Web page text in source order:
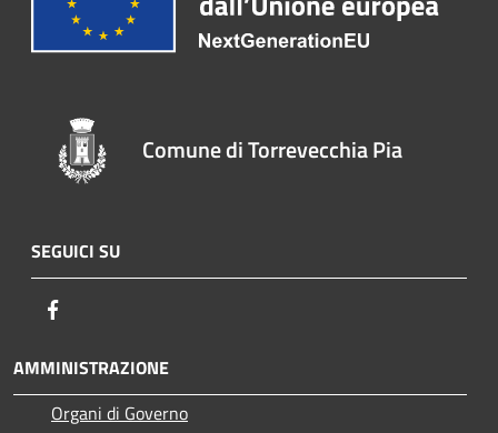
Comune di Torrevecchia Pia
SEGUICI SU
AMMINISTRAZIONE
Organi di Governo